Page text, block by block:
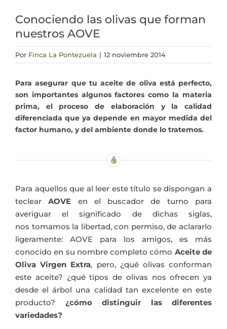
Actualidad
Conociendo las olivas que forman
nuestros AOVE
Por Finca La Pontezuela | 12 noviembre 2014
Para asegurar que tu aceite de oliva está perfecto,
son importantes algunos factores como la materia
prima, el proceso de elaboración y la calidad
diferenciada que ya depende en mayor medida del
factor humano, y del ambiente donde lo tratemos.
Para aquellos que al leer este título se dispongan a
teclearAOVE en el buscador de turno para
averiguar el significado de dichas siglas,
nos tomamos la libertad, con permiso, de aclararlo
ligeramente: AOVE para los amigos, es más
conocido en su nombre completo cómo Aceite de
Oliva Virgen Extra, pero, ¿qué olivas conforman
este aceite? ¿qué tipos de olivas nos ofrecen ya
desde el árbol una calidad tan excelente en este
producto? ¿cómo distinguir las diferentes
variedades?